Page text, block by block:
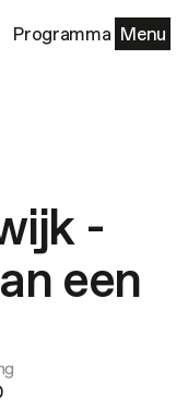
Programma Menu
-
een